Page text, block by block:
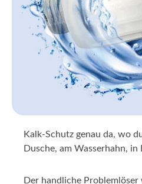
Kalk-Schutz genau da, wo
Dusche, am Wasserhahn, in
Der handliche